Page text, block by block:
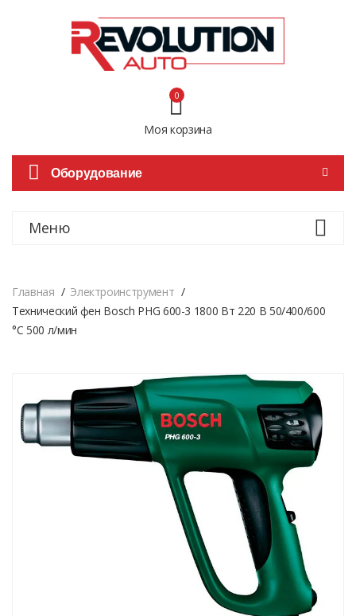
Моя корзина
0
Оборудование
Меню
Главная
Электроинструмент
Технический фен Bosch PHG 600-3 1800 Вт 220 В 50/400/600
°С 500 л/мин